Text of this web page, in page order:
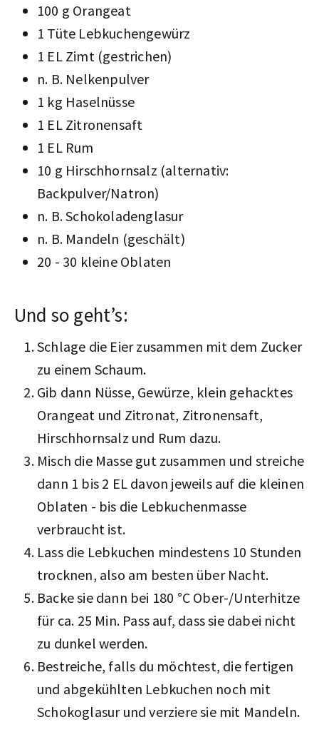
100 g Orangeat
1 Tüte Lebkuchengewürz
1 EL Zimt (gestrichen)
n. B. Nelkenpulver
1 kg Haselnüsse
1 EL Zitronensaft
1 EL Rum
10 g Hirschhornsalz (alternativ:
Backpulver/Natron)
n. B. Schokoladenglasur
n. B. Mandeln (geschält)
20 - 30 kleine Oblaten
Und so geht’s:
Schlage die Eier zusammen mit dem Zucker
zu einem Schaum.
Gib dann Nüsse, Gewürze, klein gehacktes
Orangeat und Zitronat, Zitronensaft,
Hirschhornsalz und Rum dazu.
Misch die Masse gut zusammen und streiche
dann 1 bis 2 EL davon jeweils auf die kleinen
Oblaten - bis die Lebkuchenmasse
verbraucht ist.
Lass die Lebkuchen mindestens 10 Stunden
trocknen, also am besten über Nacht.
Backe sie dann bei 180 °C Ober-/Unterhitze
für ca. 25 Min. Pass auf, dass sie dabei nicht
zu dunkel werden.
Bestreiche, falls du möchtest, die fertigen
und abgekühlten Lebkuchen noch mit
Schokoglasur und verziere sie mit Mandeln.